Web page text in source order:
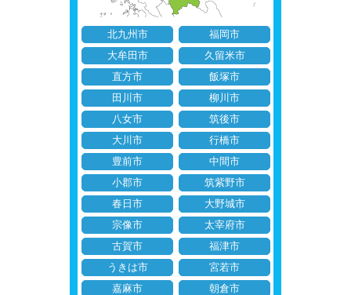
北九州市
福岡市
大牟田市
久留米市
直方市
飯塚市
田川市
柳川市
八女市
筑後市
大川市
行橋市
豊前市
中間市
小郡市
筑紫野市
春日市
大野城市
宗像市
太宰府市
古賀市
福津市
うきは市
宮若市
嘉麻市
朝倉市